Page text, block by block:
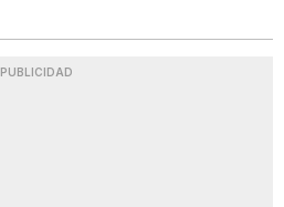
PUBLICIDAD